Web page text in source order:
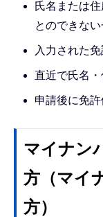
氏名または
とのできな
入力された
直近で氏名
申請後に免
マイナン
方（マイ
方）